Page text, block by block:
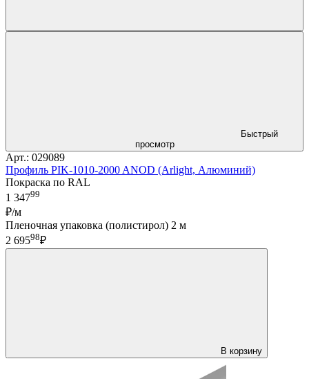
Быстрый
просмотр
Арт.: 029089
Профиль PIK-1010-2000 ANOD (Arlight, Алюминий)
Покраска по RAL
1 34799
₽/м
Пленочная упаковка (полистирол) 2 м
2 69598₽
В корзину